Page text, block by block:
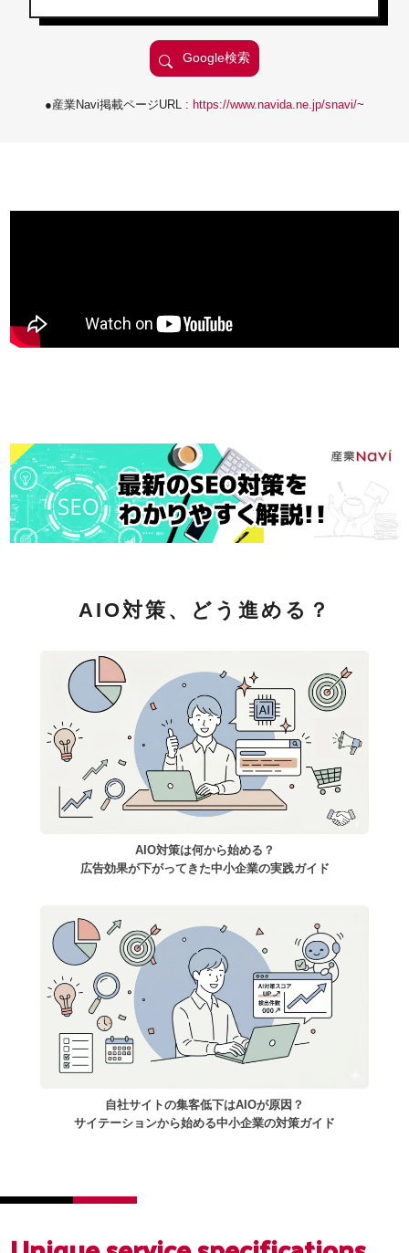
●産業Navi掲載ページURL : https://www.navida.ne.jp/snavi/~
AIO対策、どう進める？
AIO対策は何から始める？
広告効果が下がってきた中小企業の実践ガイド
自社サイトの集客低下はAIOが原因？
サイテーションから始める中小企業の対策ガイド